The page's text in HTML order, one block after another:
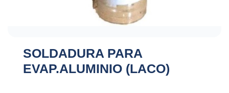
SOLDADURA PARA
EVAP.ALUMINIO (LACO)